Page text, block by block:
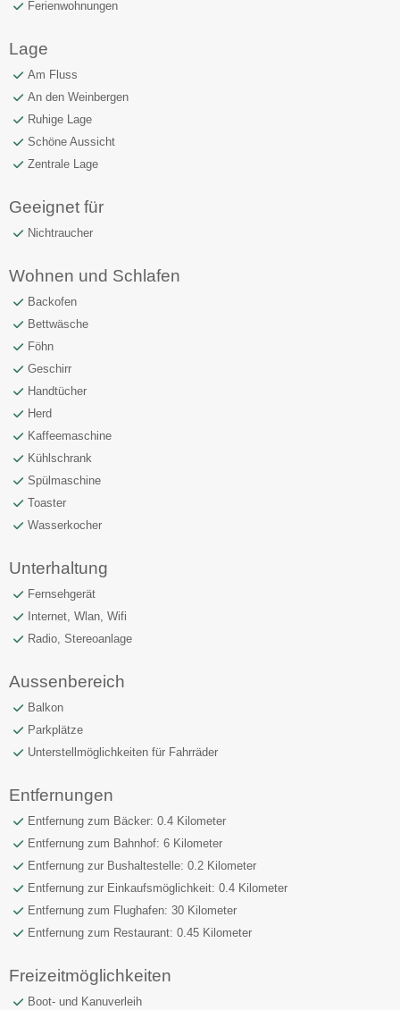
Ferienwohnungen
Lage
Am Fluss
An den Weinbergen
Ruhige Lage
Schöne Aussicht
Zentrale Lage
Geeignet für
Nichtraucher
Wohnen und Schlafen
Backofen
Bettwäsche
Föhn
Geschirr
Handtücher
Herd
Kaffeemaschine
Kühlschrank
Spülmaschine
Toaster
Wasserkocher
Unterhaltung
Fernsehgerät
Internet, Wlan, Wifi
Radio, Stereoanlage
Aussenbereich
Balkon
Parkplätze
Unterstellmöglichkeiten für Fahrräder
Entfernungen
Entfernung zum Bäcker: 0.4 Kilometer
Entfernung zum Bahnhof: 6 Kilometer
Entfernung zur Bushaltestelle: 0.2 Kilometer
Entfernung zur Einkaufsmöglichkeit: 0.4 Kilometer
Entfernung zum Flughafen: 30 Kilometer
Entfernung zum Restaurant: 0.45 Kilometer
Freizeitmöglichkeiten
Boot- und Kanuverleih